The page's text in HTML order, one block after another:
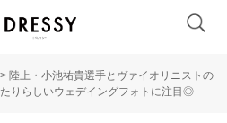
> 陸上・小池祐貴選手とヴァイオリニストの
りらしいウェデイングフォトに注目◎